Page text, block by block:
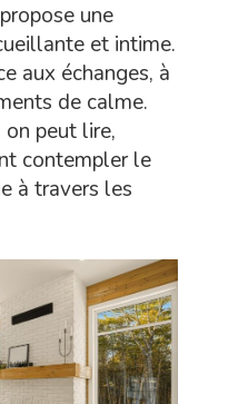
une
et intime.
aux échanges, à
de calme.
peut lire,
contempler le
à travers les